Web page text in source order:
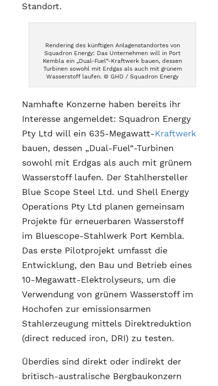
Standort.
Rendering des künftigen Anlagenstandortes von
Squadron Energy: Das Unternehmen will in Port
Kembla ein „Dual-Fuel“-Kraftwerk bauen, dessen
Turbinen sowohl mit Erdgas als auch mit grünem
Wasserstoff laufen. © GHD / Squadron Energy
Namhafte Konzerne haben bereits ihr
Interesse angemeldet: Squadron Energy
Pty Ltd will ein 635-Megawatt-Kraftwerk
bauen, dessen „Dual-Fuel“-Turbinen
sowohl mit Erdgas als auch mit grünem
Wasserstoff laufen. Der Stahlhersteller
Blue Scope Steel Ltd. und Shell Energy
Operations Pty Ltd planen gemeinsam
Projekte für erneuerbaren Wasserstoff
im Bluescope-Stahlwerk Port Kembla.
Das erste Pilotprojekt umfasst die
Entwicklung, den Bau und Betrieb eines
10-Megawatt-Elektrolyseurs, um die
Verwendung von grünem Wasserstoff im
Hochofen zur emissionsarmen
Stahlerzeugung mittels Direktreduktion
(direct reduced iron, DRI) zu testen.
Überdies sind direkt oder indirekt der
britisch-australische Bergbaukonzern